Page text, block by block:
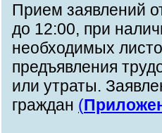
Прием заявлений
до 12:00, при
необходимых
предъявления
или утраты.
граждан (